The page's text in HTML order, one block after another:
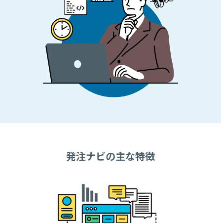
発注ナビの主な特徴